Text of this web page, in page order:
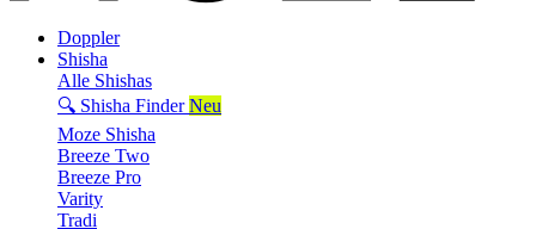
Doppler
Shisha
Alle Shishas
🔍 Shisha Finder Neu
Moze Shisha
Breeze Two
Breeze Pro
Varity
Tradi